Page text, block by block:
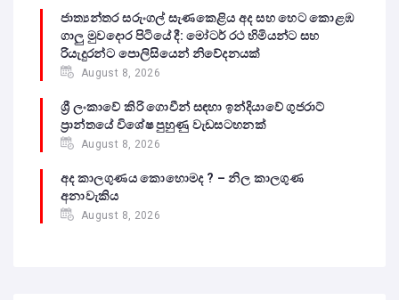
ජාත්‍යන්තර සරුංගල් සැණකෙළිය අද සහ හෙට කොළඹ
ගාලු මුවදොර පිටියේ දී: මෝටර් රථ හිමියන්ට සහ
රියැදුරන්ට පොලිසියෙන් නිවේදනයක්
August 8, 2026
ශ්‍රී ලංකාවේ කිරි ගොවීන් සඳහා ඉන්දියාවේ ගුජරාට්
ප්‍රාන්තයේ විශේෂ පුහුණු වැඩසටහනක්
August 8, 2026
අද කාලගුණය කොහොමද ? – නිල කාලගුණ
අනාවැකිය
August 8, 2026